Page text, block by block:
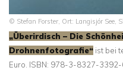
© Stefan Forster, Ort: Langisjór See,
„Überirdisch – Die
Drohnenfotografie“ ist bei
Euro. ISBN: 978-3-8327-